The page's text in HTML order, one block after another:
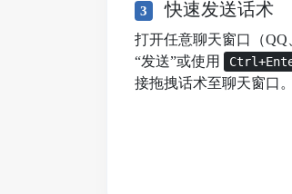
3 快速发送话术
打开任意聊天窗口（
“发送”或使用
接拖拽话术至聊天窗口。